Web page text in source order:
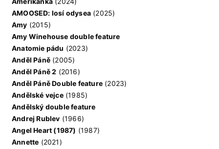
AMOOSED: losí odysea (2025)
Amy (2015)
Amy Winehouse double feature
Anatomie pádu (2023)
Anděl Páně (2005)
Anděl Páně 2 (2016)
Anděl Páně Double feature (2023)
Andělské vejce(1985)
Andělský double feature
Andrej Rublev (1966)
Angel Heart (1987) (1987)
Annette (2021)